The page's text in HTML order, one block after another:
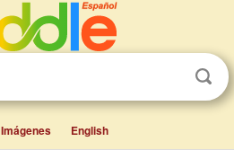
Imágenes English